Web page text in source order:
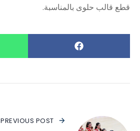
قطع قالب حلوى بالمناسبة.
PREVIOUS POST